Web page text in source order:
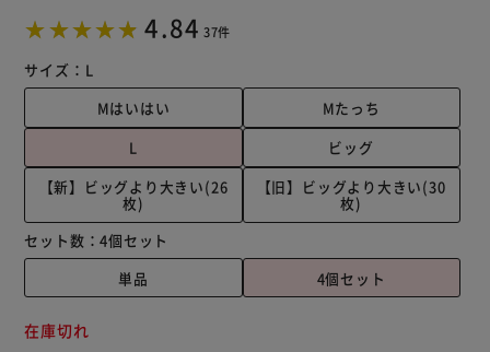
4.84 37件
サイズ： L
Mはいはい
Mたっち
L
ビッグ
【新】ビッグより大きい(26
枚)
【旧】ビッグより大きい(30
枚)
セット数：4個セット
単品
4個セット
在庫切れ